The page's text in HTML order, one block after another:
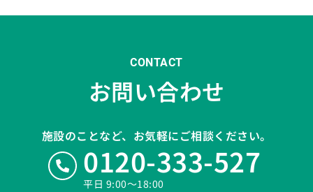
CONTACT
お問い合わせ
施設のことなど、お気軽にご相談ください。
0120-333-527
平日 9:00〜18:00